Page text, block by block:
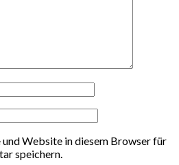
Website in diesem Browser für
speichern.